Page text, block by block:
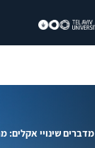
מדברים שינויי